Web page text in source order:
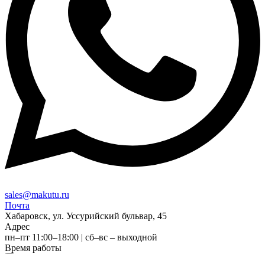
sales@makutu.ru
Почта
Хабаровск, ул. Уссурийский бульвар, 45
Адрес
пн–пт 11:00–18:00 | сб–вс – выходной
Время работы